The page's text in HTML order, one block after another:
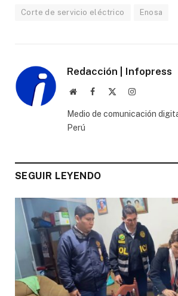
Corte de servicio eléctrico Enosa
Redacción | Infopress
WebsiteFacebook Instagram
Medio de comunicación
Perú
SEGUIR LEYENDO